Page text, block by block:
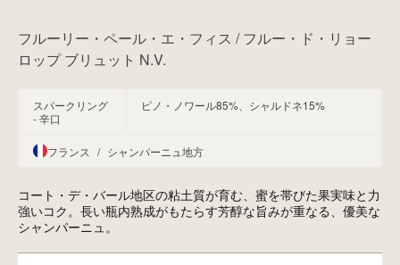
フルーリー・ペール・エ・フィス / フルー・ド・リョー
ロップ ブリュット N.V.
スパークリング
- 辛口
ピノ・ノワール85%、シャルドネ15%
フランス / シャンパーニュ地方
コート・デ・バール地区の粘土質が育む、蜜を帯びた果実味と力
強いコク。長い瓶内熟成がもたらす芳醇な旨みが重なる、優美な
シャンパーニュ。